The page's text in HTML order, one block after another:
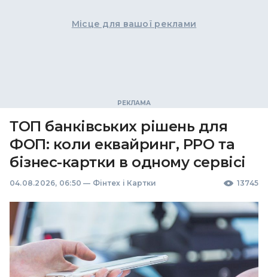
Місце для вашої реклами
ТОП банківських рішень для
ФОП: коли еквайринг, РРО та
бізнес-картки в одному сервісі
04.08.2026, 06:50 — Фінтех і Картки 13745